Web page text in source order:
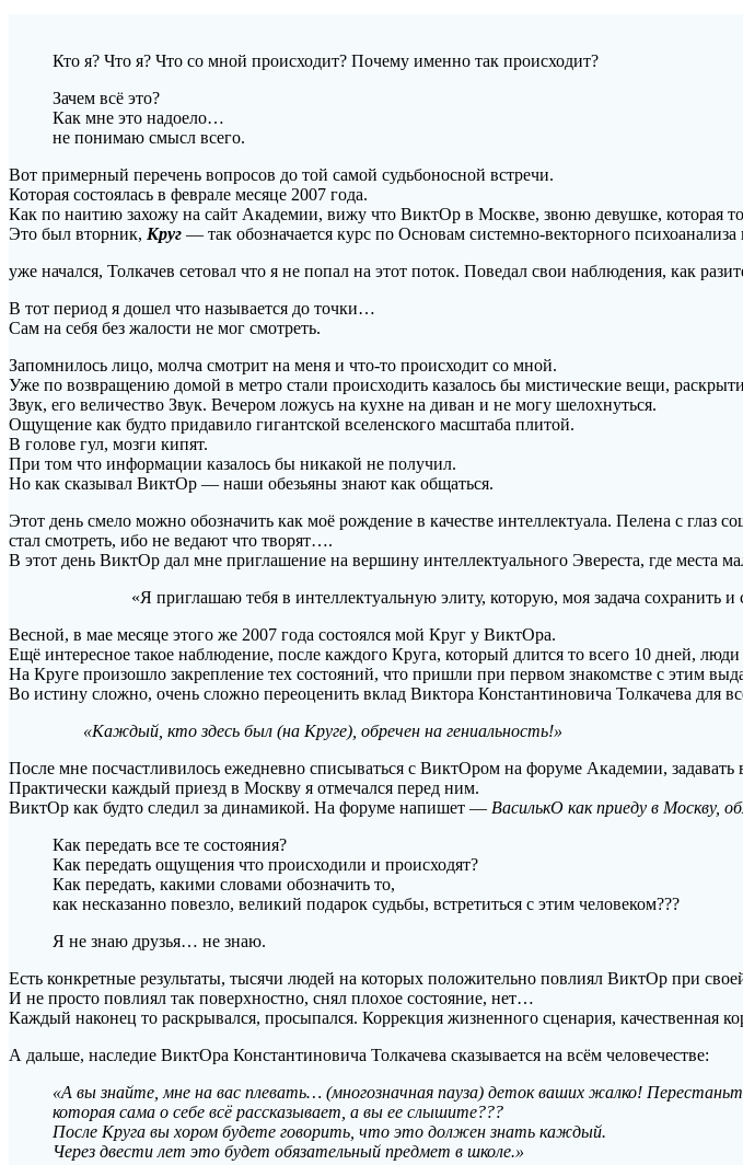
Кто я? Что я? Что со мной происходит? Почему именно так происходит?
Зачем всё это?
Как мне это надоело…
не понимаю смысл всего.
Вот примерный перечень вопросов до той самой судьбоносной встречи.
Которая состоялась в феврале месяце 2007 года.
Как по наитию захожу на сайт Академии, вижу что ВиктОр в Москве, звоню девушке, которая
Это был вторник, Круг — так обозначается курс по Основам системно-векторного
уже начался, Толкачев сетовал что я не попал на этот поток. Поведал свои наблюдения, как
В тот период я дошел что называется до точки…
Сам на себя без жалости не мог
Запомнилось лицо, молча смотрит на меня и что-то происходит со мной.
Уже по возвращению домой в метро стали происходить казалось бы мистические вещи,
Звук, его величество Звук. Вечером ложусь на кухне на диван и не могу шелохнуться.
Ощущение как будто придавило гигантской вселенского масштаба плитой.
В голове гул, мозги кипят.
При том что информации казалось бы никакой не получил.
Но как сказывал ВиктОр — наши обезьяны знают как общаться.
Этот день смело можно обозначить как моё рождение в качестве интеллектуала. Пелена с
стал смотреть, ибо не ведают что творят….
В этот день ВиктОр дал мне приглашение на вершину интеллектуального Эвереста, где места
«Я приглашаю тебя в интеллектуальную элиту, которую, моя задача сохранить и
Весной, в мае месяце этого же 2007 года состоялся мой Круг у ВиктОра.
Ещё интересное такое наблюдение, после каждого Круга, который длится то всего 10 дней,
На Круге произошло закрепление тех состояний, что пришли при первом знакомстве с этим
Во истину сложно, очень сложно переоценить вклад Виктора Константиновича Толкачева для
«Каждый, кто здесь был (на Круге), обречен на гениальность!»
После мне посчастливилось ежедневно списываться с ВиктОром на форуме Академии, задавать
Практически каждый приезд в Москву я отмечался перед ним.
ВиктОр как будто следил за динамикой. На форуме напишет — ВасилькО как приеду в Москву,
Как передать все те состояния?
Как передать ощущения что происходили и происходят?
Как передать, какими словами обозначить то,
как несказанно повезло, великий подарок судьбы, встретиться с этим человеком???
Я не знаю друзья… не знаю.
Есть конкретные результаты, тысячи людей на которых положительно повлиял ВиктОр при
И не просто повлиял так поверхностно, снял плохое состояние, нет…
Каждый наконец то раскрывался, просыпался. Коррекция жизненного сценария, качественная
А дальше, наследие ВиктОра Константиновича Толкачева сказывается на всём человечестве:
«А вы знайте, мне на вас плевать… (многозначная пауза) деток ваших жалко!
которая сама о себе всё рассказывает, а вы ее слышите???
После Круга вы хором будете говорить, что это должен знать каждый.
Через двести лет это будет обязательный предмет в школе.»